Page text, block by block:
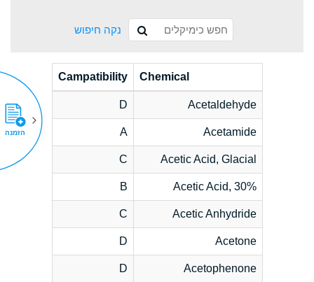
נקה חיפוש
Chemical
Campatibility
Acetaldehyde
D
Acetamide
A
Acetic Acid, Glacial
C
Acetic Acid, 30%
B
Acetic Anhydride
C
Acetone
D
Acetophenone
D
הזמנה